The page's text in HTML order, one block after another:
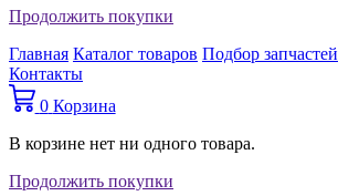
Продолжить покупки
Главная Каталог товаров Подбор запчастей
Контакты
0 Корзина
В корзине нет ни одного товара.
Продолжить покупки